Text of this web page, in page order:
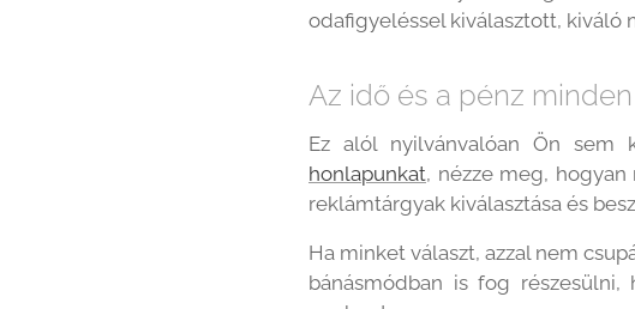
odafigyeléssel kiválasztott, kiváló
Az idő és a pénz
Ez alól nyilvánvalóan Ön sem
honlapunkat, nézze meg,
reklámtárgyak kiválasztása és
Ha minket választ, azzal nem
bánásmódban is fog